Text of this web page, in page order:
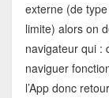
externe (de
limite) alors on
navigateur qui :
naviguer
l’App donc